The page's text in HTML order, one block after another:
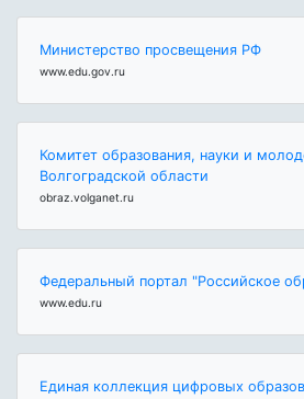
Министерство просвещения РФ
www.edu.gov.ru
Комитет образования, науки и
Волгоградской области
obraz.volganet.ru
Федеральный портал "Российское
www.edu.ru
Единая коллекция цифровых